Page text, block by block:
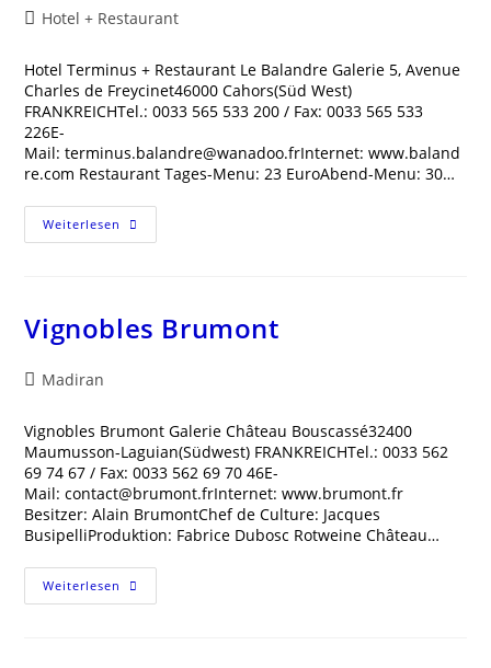
Beitrags-
Hotel + Restaurant
Hotel Terminus + Restaurant Le Balandre Galerie 5, Avenue
Charles de Freycinet46000 Cahors(Süd West)
FRANKREICHTel.: 0033 565 533 200 / Fax: 0033 565 533
226E-
Mail: terminus.balandre@wanadoo.frInternet: www.baland
re.com Restaurant Tages-Menu: 23 EuroAbend-Menu: 30…
Weiterlesen Cahors,
Hotel
Vignobles Brumont
Beitrags-
Madiran
Vignobles Brumont Galerie Château Bouscassé32400
Maumusson-Laguian(Südwest) FRANKREICHTel.: 0033 562
69 74 67 / Fax: 0033 562 69 70 46E-
Mail: contact@brumont.frInternet: www.brumont.fr
Besitzer: Alain BrumontChef de Culture: Jacques
BusipelliProduktion: Fabrice Dubosc Rotweine Château…
Weiterlesen Vignobles
Brumont